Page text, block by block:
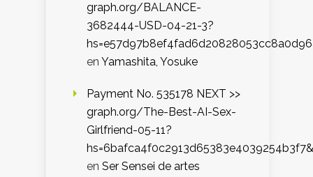
graph.org/BALANCE-
3682444-USD-04-21-3?
en Yamashita, Yosuke
Payment No. 535178 NEXT >>
graph.org/The-Best-AI-Sex-
Girlfriend-05-11?
hs=6bafca4f0c2913d65383e4039254b3f7&
en Ser Sensei de artes